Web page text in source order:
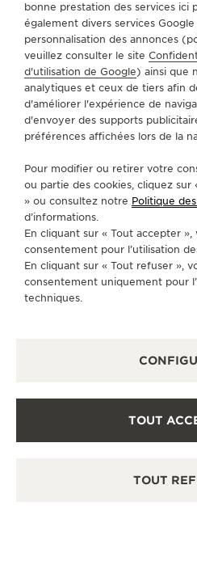
INTRODUCTION
UNE IMMERSION
DANS L’UNIVERS
L’HORLOGERIE
L’Atelier d’Antoine tient
fondateur, Antoine
Sentier. Hommage à son
grande passion, l’Atelier
de partager notre savoir-
horloger. Une initiative qui
public, aux passionnés et
immersion inédite dans le
Horlogerie.
bonne prestation des services ici
également divers services
personnalisation des annonces
veuillez consulter le site
d'utilisation de Google) ainsi que
analytiques et ceux de tiers afin
d'améliorer l'expérience de
d'envoyer des supports
préférences affichées lors de la
Pour modifier ou retirer votre
ou partie des cookies, cliquez sur
» ou consultez notre Politique
d’informations.
En cliquant sur « Tout accepter
consentement pour l’utilisation
En cliquant sur « Tout refuser »,
consentement uniquement pour
techniques.
TOUT
TOUT